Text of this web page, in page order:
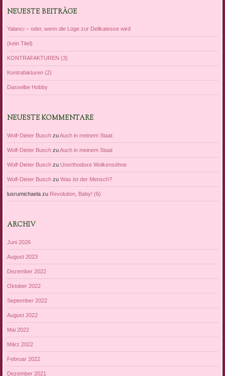
NEUESTE BEITRÄGE
Yalancı – oder, wenn die Lüge zur Delikatesse wird
(kein Titel)
KONTRAFAKTUREN (3)
Kontrafakturen (2)
Dasselbe Hobby
NEUESTE KOMMENTARE
Wolf-Dieter BuschzuAuch in meinem Staat
Wolf-Dieter BuschzuAuch in meinem Staat
Wolf-Dieter Buschzu Unorthodoxe Wolkensöhne
Wolf-Dieter Buschzu Was ist der Mensch?
lusrumichaelazu Revolution, Baby! (6)
ARCHIV
Juni 2026
August 2023
Dezember 2022
Oktober 2022
September 2022
August 2022
Mai 2022
März 2022
Februar 2022
Dezember 2021